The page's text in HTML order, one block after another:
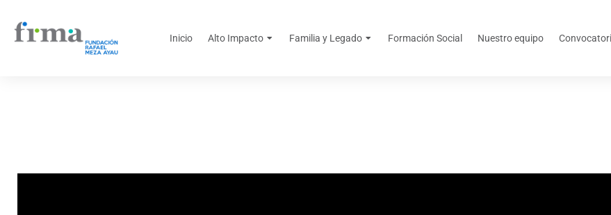
Inicio Alto Impacto Familia y Legado Formación Social Nuestro equipo